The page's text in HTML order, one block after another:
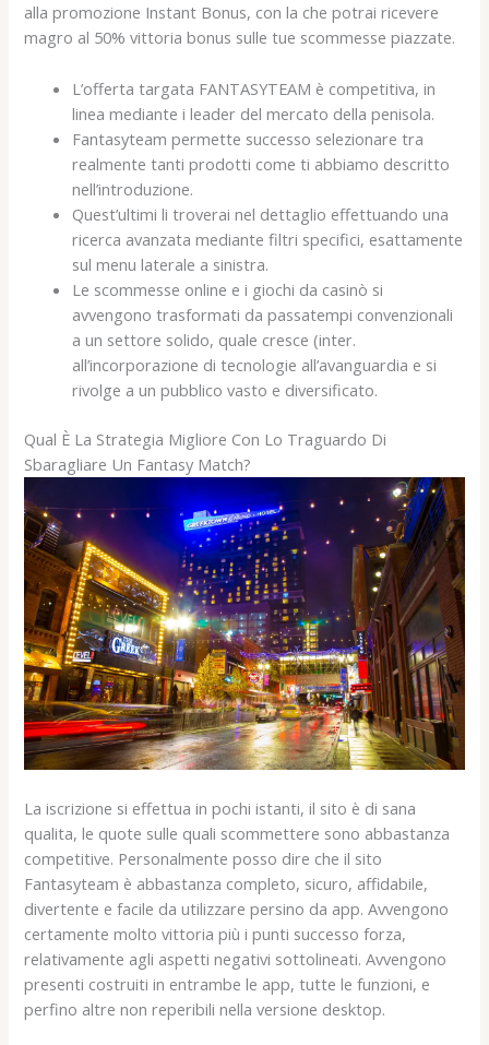
alla promozione Instant Bonus, con la che potrai ricevere
magro al 50% vittoria bonus sulle tue scommesse piazzate.
L’offerta targata FANTASYTEAM è competitiva, in
linea mediante i leader del mercato della penisola.
Fantasyteam permette successo selezionare tra
realmente tanti prodotti come ti abbiamo descritto
nell’introduzione.
Quest’ultimi li troverai nel dettaglio effettuando una
ricerca avanzata mediante filtri specifici, esattamente
sul menu laterale a sinistra.
Le scommesse online e i giochi da casinò si
avvengono trasformati da passatempi convenzionali
a un settore solido, quale cresce (inter.
all’incorporazione di tecnologie all’avanguardia e si
rivolge a un pubblico vasto e diversificato.
Qual È La Strategia Migliore Con Lo Traguardo Di
Sbaragliare Un Fantasy Match?
La iscrizione si effettua in pochi istanti, il sito è di sana
qualita, le quote sulle quali scommettere sono abbastanza
competitive. Personalmente posso dire che il sito
Fantasyteam è abbastanza completo, sicuro, affidabile,
divertente e facile da utilizzare persino da app. Avvengono
certamente molto vittoria più i punti successo forza,
relativamente agli aspetti negativi sottolineati. Avvengono
presenti costruiti in entrambe le app, tutte le funzioni, e
perfino altre non reperibili nella versione desktop.